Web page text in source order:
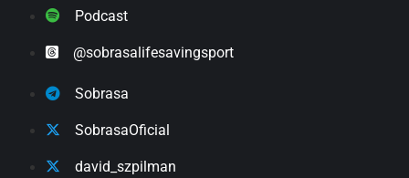
Podcast
@sobrasalifesavingsport
Sobrasa
SobrasaOficial
david_szpilman